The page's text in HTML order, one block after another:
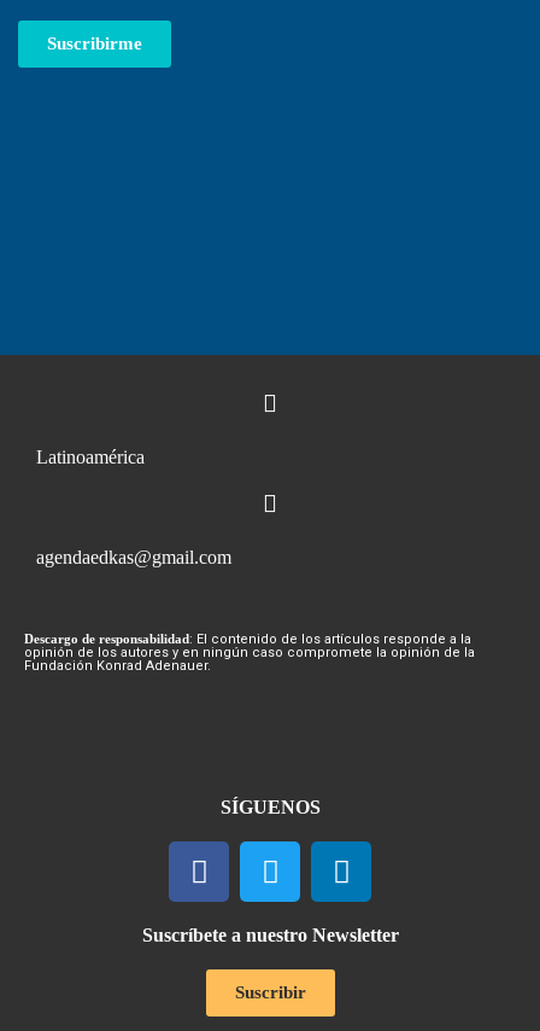
Suscribirme
Latinoamérica
agendaedkas@gmail.com
Descargo de responsabilidad: El contenido de los artículos responde a la
opinión de los autores y en ningún caso compromete la opinión de la
Fundación Konrad Adenauer.
SÍGUENOS
Suscríbete a nuestro Newsletter
Suscribir